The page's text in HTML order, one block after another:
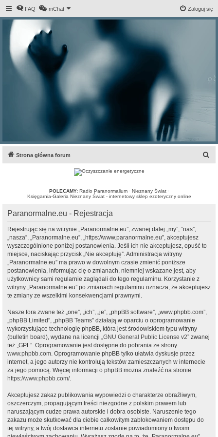
FAQ mChat Zaloguj się
Strona główna forum
POLECAMY: Radio Paranormalium· Nieznany Świat·
Księgarnia-Galeria Nieznany Świat - internetowy sklep ezoteryczny online
Paranormalne.eu - Rejestracja
Rejestrując się na witrynie „Paranormalne.eu”, zwanej dalej „my”, ”nas”,
„nasza”, „Paranormalne.eu”, „https://www.paranormalne.eu”, akceptujesz
wyszczególnione poniżej postanowienia. Jeśli ich nie akceptujesz, opuść to
miejsce, naciskając przycisk „Nie akceptuję”. Administracja witryny
„Paranormalne.eu” ma prawo w dowolnym czasie zmienić poniższe
postanowienia, informując cię o zmianach, niemniej wskazane jest, aby
użytkownicy sami regularnie zaglądali do tego regulaminu. Korzystanie z
witryny „Paranormalne.eu” po zmianach regulaminu oznacza, że akceptujesz
te zmiany ze wszelkimi konsekwencjami prawnymi.
Nasze fora zwane też „one”, „ich”, „je”, „phpBB software”, „www.phpbb.com”,
„phpBB Limited”, „phpBB Teams” działają w oparciu o oprogramowanie
wykorzystujące technologię phpBB, która jest środowiskiem typu witryny
(bulletin board), wydane na licencji „GNU General Public License v2” zwanej
też „GPL”. Oprogramowanie jest dostępne do pobrania ze strony
www.phpbb.com. Oprogramowanie phpBB tylko ułatwia dyskusje przez
internet, a jego autorzy nie kontrolują tekstów zamieszczanych w internecie
za jego pomocą. Więcej informacji o phpBB można znaleźć na stronie
https://www.phpbb.com/.
Akceptujesz zakaz publikowania wypowiedzi o charakterze obraźliwym,
oszczerczym, propagującym treści niezgodne z polskim prawem lub
naruszającym cudze prawa autorskie i dobra osobiste. Naruszenie tego
zakazu może skutkować dla ciebie całkowitym zablokowaniem dostępu do
tej witryny, a twój dostawca internetu zostanie powiadomiony o twoim